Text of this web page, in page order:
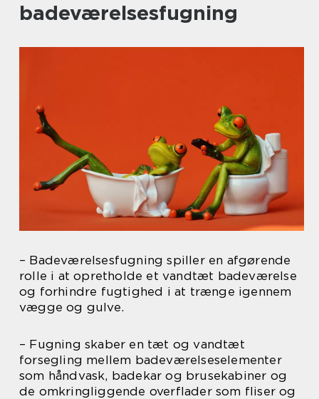
badeværelsesfugning
– Badeværelsesfugning spiller en afgørende
rolle i at opretholde et vandtæt badeværelse
og forhindre fugtighed i at trænge igennem
vægge og gulve.
– Fugning skaber en tæt og vandtæt
forsegling mellem badeværelseselementer
som håndvask, badekar og brusekabiner og
de omkringliggende overflader som fliser og